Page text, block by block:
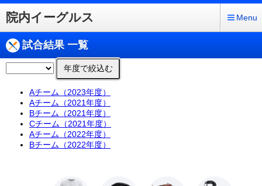
院内イーグルス Menu
試合結果 一覧
年度で絞込む
Aチーム（2023年度）
Aチーム（2021年度）
Bチーム（2021年度）
Cチーム（2021年度）
Aチーム（2022年度）
Bチーム（2022年度）